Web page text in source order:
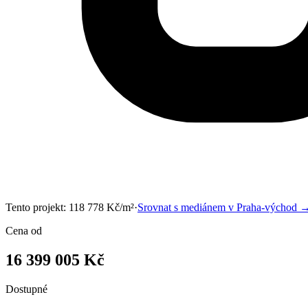
Tento projekt: 118 778 Kč/m²·Srovnat s mediánem v Praha-východ
Cena od
16 399 005 Kč
Dostupné